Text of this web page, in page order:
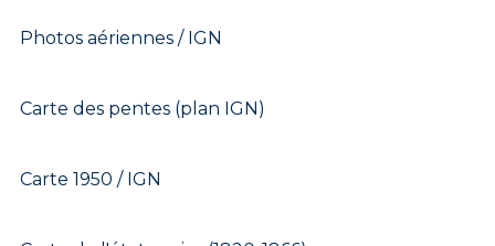
Photos aériennes / IGN
Carte des pentes (plan IGN)
Carte 1950 / IGN